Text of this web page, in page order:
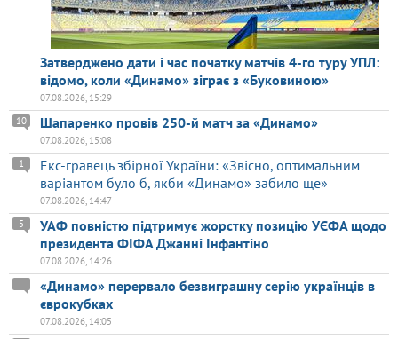
Затверджено дати і час початку матчів 4-го туру УПЛ:
відомо, коли «Динамо» зіграє з «Буковиною»
07.08.2026, 15:29
Шапаренко провів 250-й матч за «Динамо»
10
07.08.2026, 15:08
Екс-гравець збірної України: «Звісно, оптимальним
варіантом було б, якби «Динамо» забило ще»
1
07.08.2026, 14:47
УАФ повністю підтримує жорстку позицію УЄФА щодо
президента ФІФА Джанні Інфантіно
5
07.08.2026, 14:26
«Динамо» перервало безвиграшну серію українців в
єврокубках
07.08.2026, 14:05